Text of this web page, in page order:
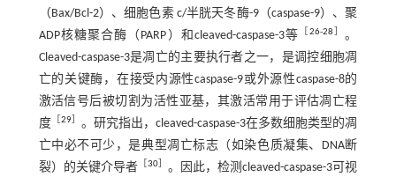
（Bax/Bcl-2）、细胞色素 c/半胱天冬酶-9（caspase-9）、聚
ADP核糖聚合酶（PARP）和cleaved-caspase-3等 ［26-28
。
Cleaved-caspase-3是凋亡的主要执行者之一，是调控细胞凋
亡的关键酶，在接受内源性caspase-9或外源性caspase-8的
激活信号后被切割为活性亚基，其激活常用于评估凋亡程
度［ 29］ 。研究指出，cleaved-caspase-3在多数细胞类型的凋
亡中必不可少，是典型凋亡标志（如染色质凝集、DNA断
裂）的关键介导者［ 30］ 。因此，检测cleaved-caspase-3可视